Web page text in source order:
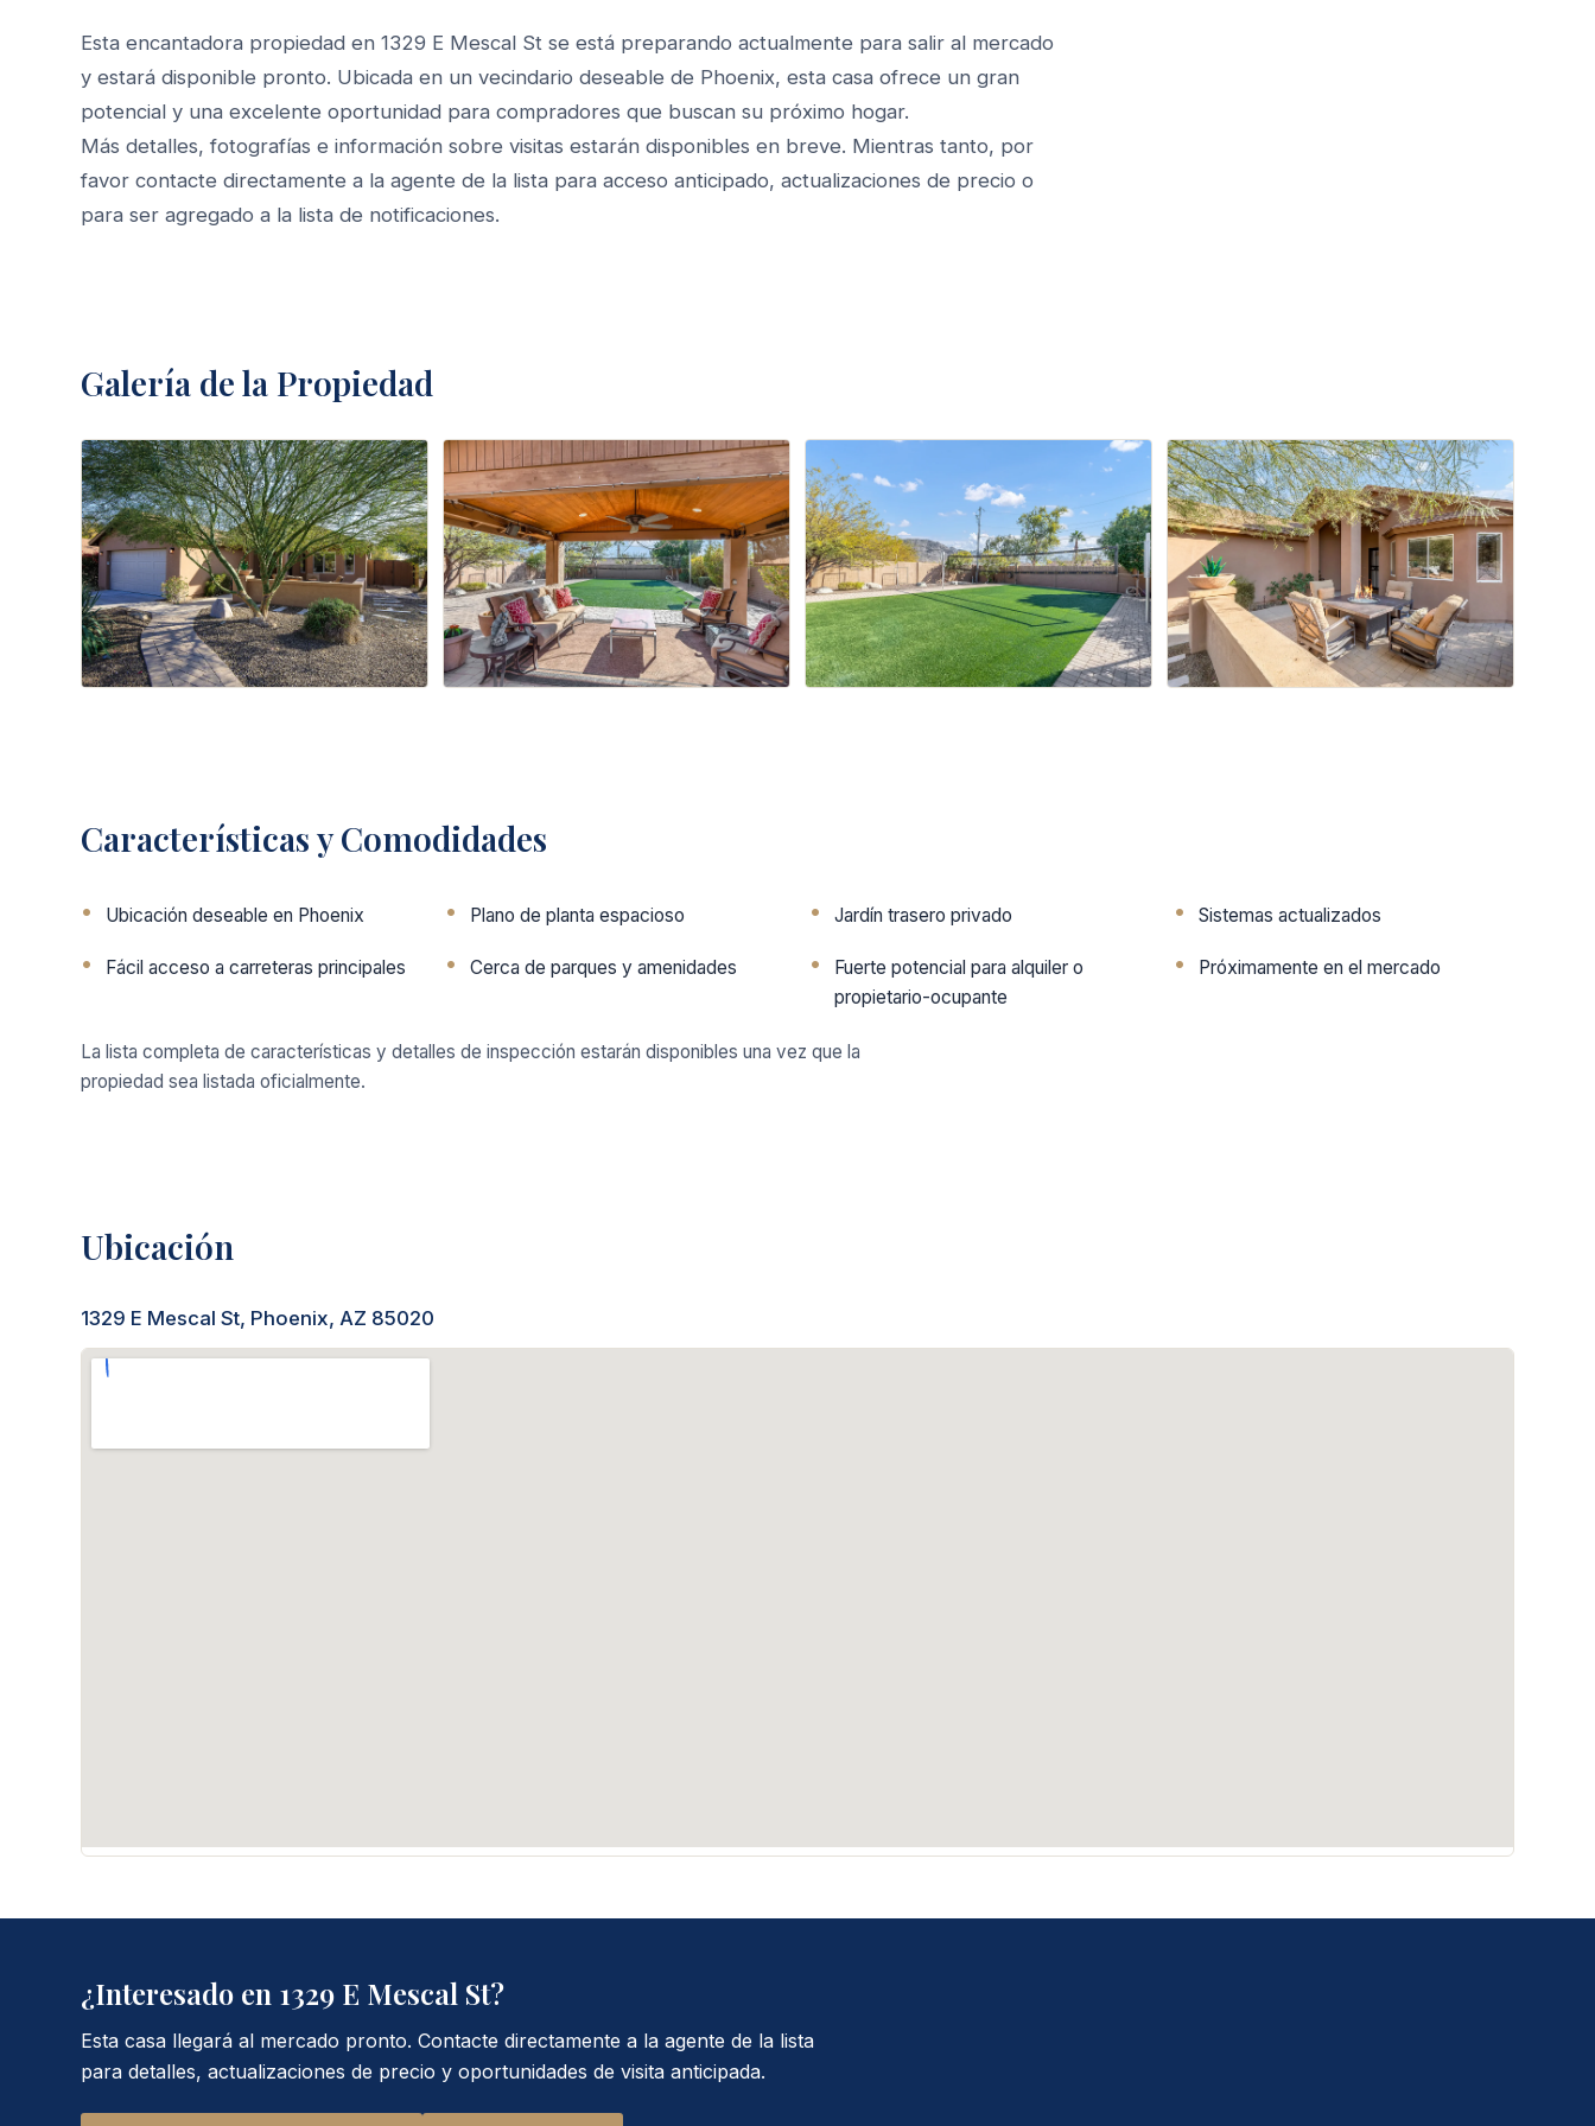
Esta encantadora propiedad en 1329 E Mescal St se está preparando actualmente para salir al mercado
y estará disponible pronto. Ubicada en un vecindario deseable de Phoenix, esta casa ofrece un gran
potencial y una excelente oportunidad para compradores que buscan su próximo hogar.
Más detalles, fotografías e información sobre visitas estarán disponibles en breve. Mientras tanto, por
favor contacte directamente a la agente de la lista para acceso anticipado, actualizaciones de precio o
para ser agregado a la lista de notificaciones.
Galería de la Propiedad
Características y Comodidades
Ubicación deseable en Phoenix Plano de planta espacioso Jardín trasero privado Sistemas actualizados
Fácil acceso a carreteras principales Cerca de parques y amenidades
Fuerte potencial para alquiler o
propietario-ocupante
Próximamente en el mercado
La lista completa de características y detalles de inspección estarán disponibles una vez que la
propiedad sea listada oficialmente.
Ubicación
1329 E Mescal St, Phoenix, AZ 85020
¿Interesado en 1329 E Mescal St?
Esta casa llegará al mercado pronto. Contacte directamente a la agente de la lista
para detalles, actualizaciones de precio y oportunidades de visita anticipada.